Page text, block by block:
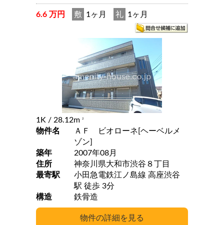
6.6 万円 敷 1ヶ月 礼 1ヶ月
1K / 28.12m 2
物件名
ＡＦ ビオローネ[ヘーベルメ
ゾン]
築年
2007年08月
住所
神奈川県大和市渋谷８丁目
最寄駅
小田急電鉄江ノ島線 高座渋谷
駅 徒歩 3分
構造
鉄骨造